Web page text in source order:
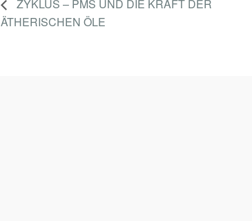
ZYKLUS – PMS UND DIE KRAFT DER
ÄTHERISCHEN ÖLE